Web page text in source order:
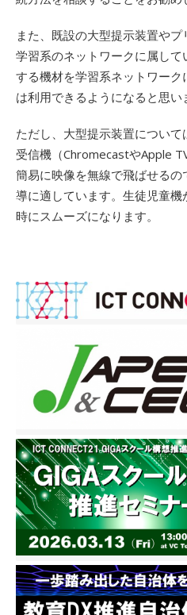
また、既設の大型提示装置や
学習系のネットワークに属し
する機材を学習系ネットワー
は利用できるようになると思い
ただし、大型提示装置につい
受信機（ChromecastやApple
簡易に映像を無線で飛ばせる
導に適しています。生徒児童
時にスムーズになります。